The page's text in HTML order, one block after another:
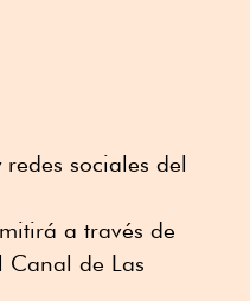
sociales del
a través de
Canal de Las